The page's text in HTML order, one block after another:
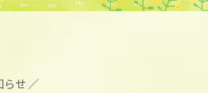
らせ